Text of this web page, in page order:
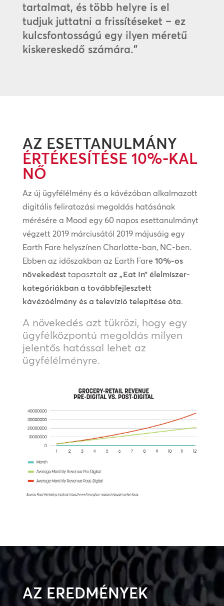
tartalmat, és több helyre is el
tudjuk juttatni a frissítéseket – ez
kulcsfontosságú egy ilyen méretű
kiskereskedő számára.”
AZ ESETTANULMÁNY
ÉRTÉKESÍTÉSE 10%-KAL
NŐ
Az új ügyfélélmény és a kávézóban alkalmazott
digitális feliratozási megoldás hatásának
mérésére a Mood egy 60 napos esettanulmányt
végzett 2019 márciusától 2019 májusáig egy
Earth Fare helyszínen Charlotte-ban, NC-ben.
Ebben az időszakban az Earth Fare 10%-os
növekedésttapasztalt az „Eat In” élelmiszer-
kategóriákban a továbbfejlesztett
kávézóélmény és a televízió telepítése óta.
A növekedés azt tükrözi, hogy egy
ügyfélközpontú megoldás milyen
jelentős hatással lehet az
ügyfélélményre.
AZ EREDMÉNYEK